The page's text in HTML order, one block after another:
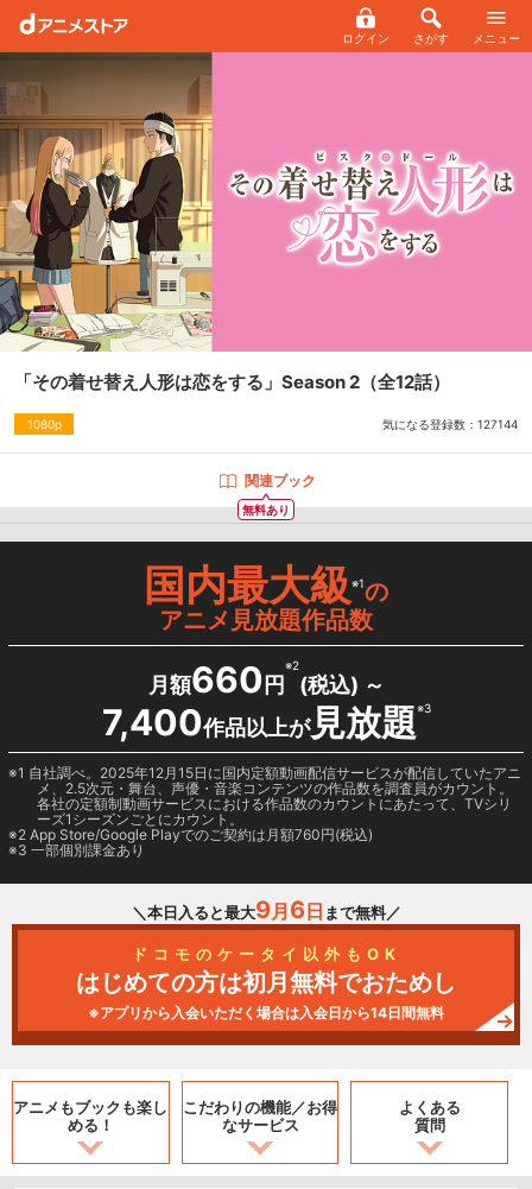
ログイン さがす メニュー
「その着せ替え人形は恋をする」Season 2 （全12話）
1080p 気になる登録数： 127144
無料あり
関連ブック
国内最大級※1の
アニメ見放題作品数
月額660 円
※2
(税込) ～
7,400作品以上が見放題※3
1 自社調べ。2025年12月15日に国内定額動画配信サービスが配信していたアニ
メ、2.5次元・舞台、声優・音楽コンテンツの作品数を調査員がカウント。
各社の定額制動画サービスにおける作品数のカウントにあたって、TVシリ
ーズ1シーズンごとにカウント。
2 App Store/Google Playでのご契約は月額760円(税込)
3 一部個別課金あり
＼本日入ると最大9月 6日 まで無料／
ドコモのケータイ以外もOK
はじめての方は初月無料でおためし
※アプリから入会いただく場合は入会日から14日間無料
アニメもブックも楽し
める！
こだわりの機能／お得
なサービス
よくある
質問